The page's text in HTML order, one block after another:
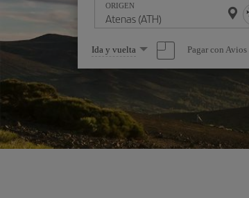
ORIGEN
Seleccione
una
opción
Ida y vuelta Pagar con Avios